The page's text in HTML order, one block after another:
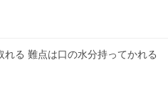
れる 難点は口の水分持ってかれる